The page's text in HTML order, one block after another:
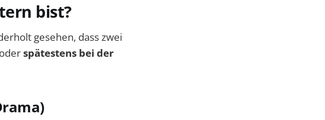
bist?
gesehen, dass zwei
oderspätestens bei der